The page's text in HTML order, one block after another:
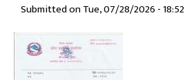
मुख्यमन्त्री
नियुक्ति
प्राप्त
Submitted onTue, 07/28/2026 - 18:52